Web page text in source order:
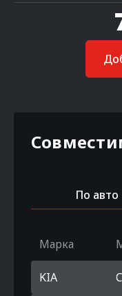
По авто
Марка
KIA